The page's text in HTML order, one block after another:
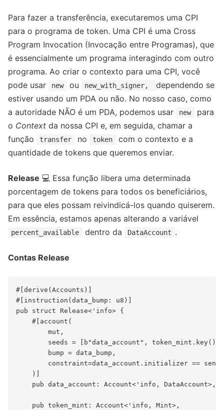
Para fazer a transferência, executaremos uma CPI
para o programa de token. Uma CPI é uma Cross
Program Invocation (Invocação entre Programas), que
é essencialmente um programa interagindo com outro
programa. Ao criar o contexto para uma CPI, você
pode usar
new ou new_with_signer,
dependendo se
estiver usando um PDA ou não. No nosso caso, como
a autoridade NÃO é um PDA, podemos usar
new
para
o Context da nossa CPI e, em seguida, chamar a
função
transfer no token
com o contexto e a
quantidade de tokens que queremos enviar.
Release 💻 Essa função libera uma determinada
porcentagem de tokens para todos os beneficiários,
para que eles possam reivindicá-los quando quiserem.
Em essência, estamos apenas alterando a variável
percent_available dentro da DataAccount .
Contas Release
#[derive(Accounts)]
#[instruction(data_bump: u8)]
pub struct Release<'info> {
    #[account(
        mut,
seeds = [b"data_account",
        bump = data_bump,
constraint=data_account.initializer ==
    )]
    pub data_account: Account<'info, DataAccount>,
    pub token_mint: Account<'info, Mint>,